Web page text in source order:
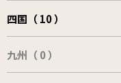
四国（ 10 ）
九州（ 0 ）